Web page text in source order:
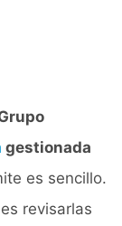
gestionada
es sencillo.
revisarlas